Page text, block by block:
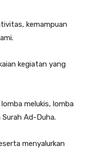
kemampuan
kegiatan yang
melukis, lomba
Ad-Duha.
menyalurkan